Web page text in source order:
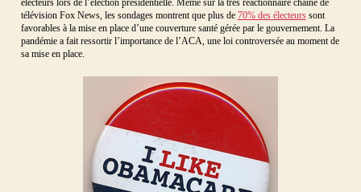
électeurs lors de l’élection présidentielle. Même sur la très réactionnaire chaîne de
télévision Fox News, les sondages montrent que plus de 70% des électeurssont
favorables à la mise en place d’une couverture santé gérée par le gouvernement. La
pandémie a fait ressortir l’importance de l’ACA, une loi controversée au moment de
sa mise en place.